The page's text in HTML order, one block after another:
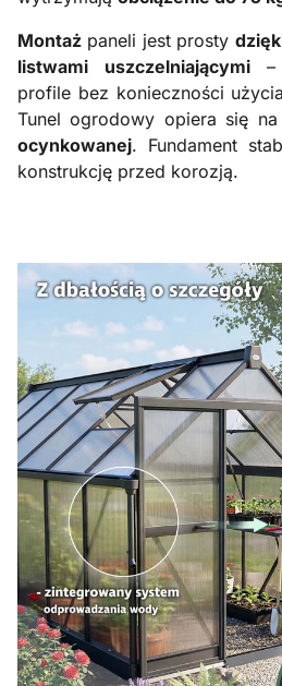
Montaż paneli jest prosty
listwami uszczelniającymi–
profile bez konieczności
Tunel ogrodowy opiera się
ocynkowanej. Fundament
konstrukcję przed korozją.